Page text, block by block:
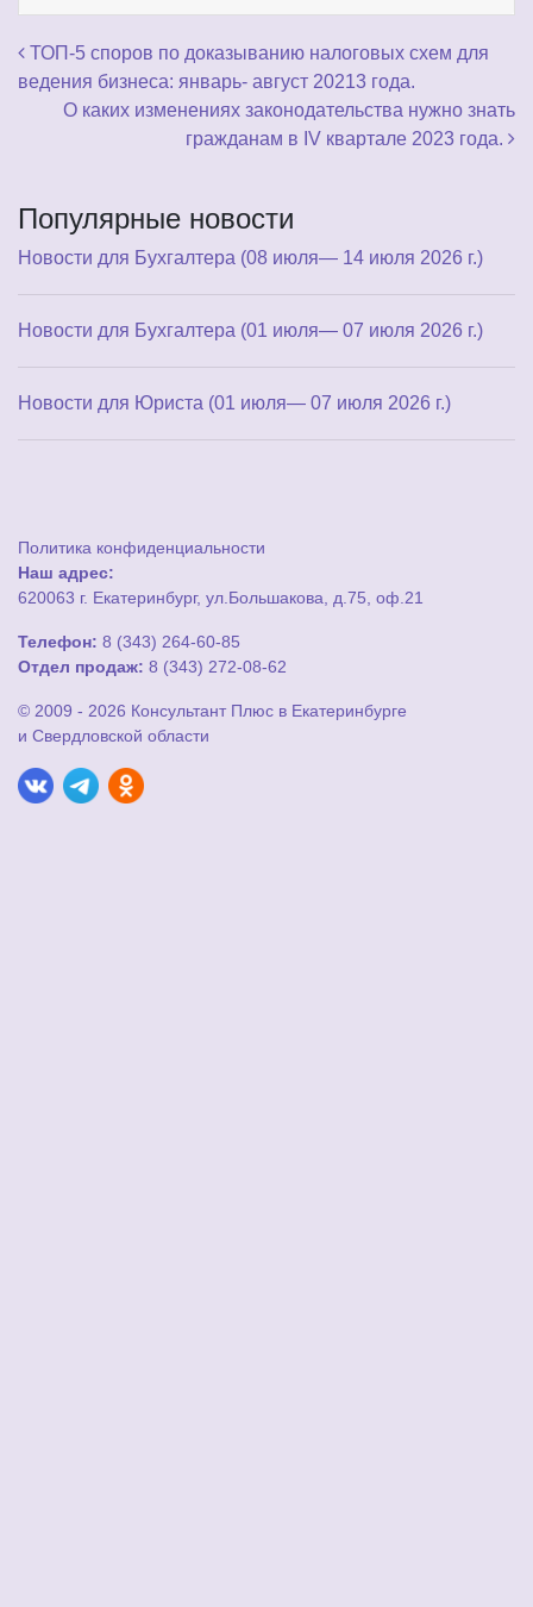
Навигация по записям
ТОП-5 споров по доказыванию налоговых схем для
ведения бизнеса: январь- август 20213 года.
О каких изменениях законодательства нужно знать
гражданам в IV квартале 2023 года.
Популярные новости
Новости для Бухгалтера (08 июля— 14 июля 2026 г.)
Новости для Бухгалтера (01 июля— 07 июля 2026 г.)
Новости для Юриста (01 июля— 07 июля 2026 г.)
Политика конфиденциальности
Наш адрес:
620063 г. Екатеринбург, ул.Большакова, д.75, оф.21
Телефон: 8 (343) 264-60-85
Отдел продаж: 8 (343) 272-08-62
© 2009 - 2026 Консультант Плюс в Екатеринбурге
и Свердловской области